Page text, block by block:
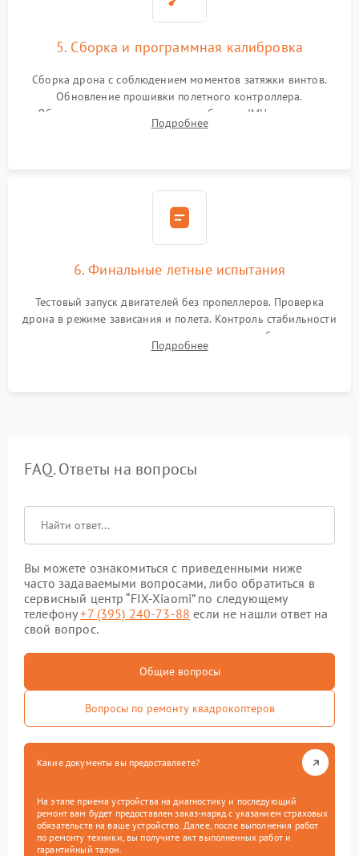
5. Сборка и программная калибровка
Сборка дрона с соблюдением моментов затяжки винтов.
Обновление прошивки полетного контроллера.
Обязательная программная калибровка IMU-сенсоров,
компаса, датчиков позиционирования и горизонта подвеса
Подробнее
6. Финальные летные испытания
Тестовый запуск двигателей без пропеллеров. Проверка
дрона в режиме зависания и полета. Контроль стабильности
удержания точки, качества передачи видео, работы системы
возврата домой (RTH) и дальности радиосвязи.
Подробнее
FAQ. Ответы на вопросы
Вы можете ознакомиться с приведенными ниже
часто задаваемыми вопросами, либо обратиться в
сервисный центр “FIX-Xiaomi” по следующему
телефону+7 (395) 240-73-88 если не нашли ответ на
свой вопрос.
Общие вопросы
Вопросы по ремонту квадрокоптеров
Какие документы вы предоставляете?
На этапе приема устройства на диагностику и последующий
ремонт вам будет предоставлен заказ-наряд с указанием страховых
обязательств на ваше устройство. Далее, после выполнения работ
по ремонту техники, вы получите акт выполненных работ и
гарантийный талон.